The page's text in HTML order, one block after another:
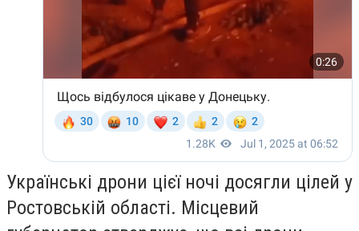
Українські дрони цієї ночі досягли цілей у
Ростовській області. Місцевий